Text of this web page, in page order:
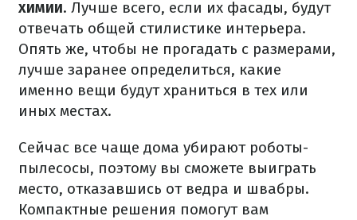
химии. Лучше всего, если их фасады, будут
отвечать общей стилистике интерьера.
Опять же, чтобы не прогадать с размерами,
лучше заранее определиться, какие
именно вещи будут храниться в тех или
иных местах.
Сейчас все чаще дома убирают роботы-
пылесосы, поэтому вы сможете выиграть
место, отказавшись от ведра и швабры.
Компактные решения помогут вам